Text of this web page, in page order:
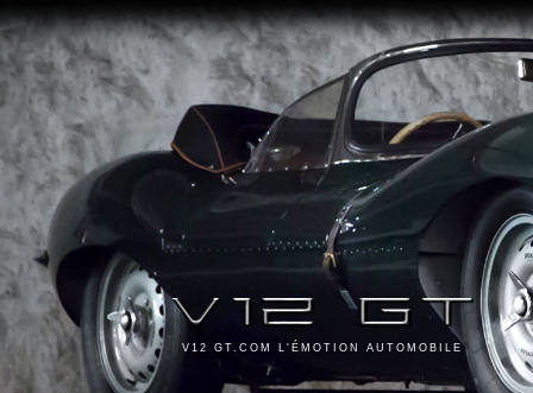
V12 GT.COM L'ÉMOTION AUTOMOBILE